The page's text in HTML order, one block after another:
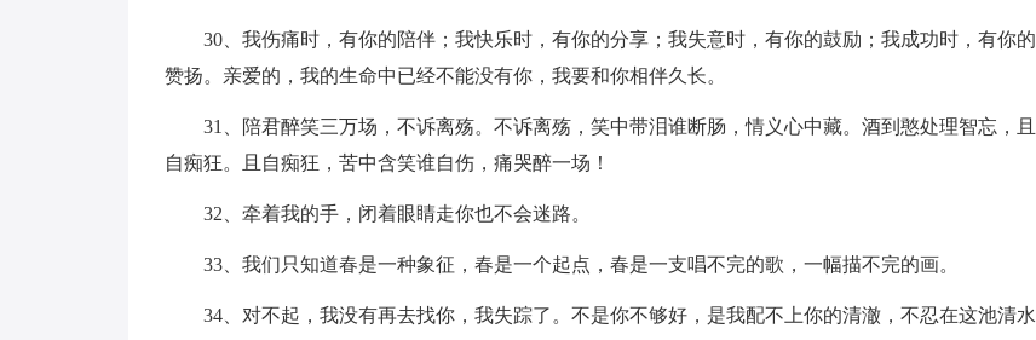
30、我伤痛时，有你的陪伴；我快乐时，有你的分享；我失意时，有你的鼓励；我成功时，有你的
赞扬。亲爱的，我的生命中已经不能没有你，我要和你相伴久长。
31、陪君醉笑三万场，不诉离殇。不诉离殇，笑中带泪谁断肠，情义心中藏。酒到憨处理智忘，且
自痴狂。且自痴狂，苦中含笑谁自伤，痛哭醉一场！
32、牵着我的手，闭着眼睛走你也不会迷路。
33、我们只知道春是一种象征，春是一个起点，春是一支唱不完的歌，一幅描不完的画。
34、对不起，我没有再去找你，我失踪了。不是你不够好，是我配不上你的清澈，不忍在这池清水